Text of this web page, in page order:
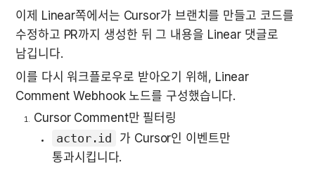
이제 Linear쪽에서는 Cursor가 브랜치를 만들고 코드를
수정하고 PR까지 생성한 뒤 그 내용을 Linear 댓글로
남깁니다.
이를 다시 워크플로우로 받아오기 위해, Linear
Comment Webhook 노드를 구성했습니다.
Cursor Comment만 필터링
actor.id
가 Cursor인 이벤트만
통과시킵니다.